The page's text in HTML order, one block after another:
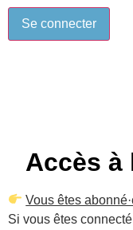
Accès à
Vous êtes
Si vous êtes